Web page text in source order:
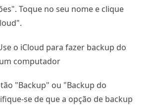
Toque no seu nome e clique
o iCloud para fazer backup do
computador
"Backup" ou "Backup do
se de que a opção de backup